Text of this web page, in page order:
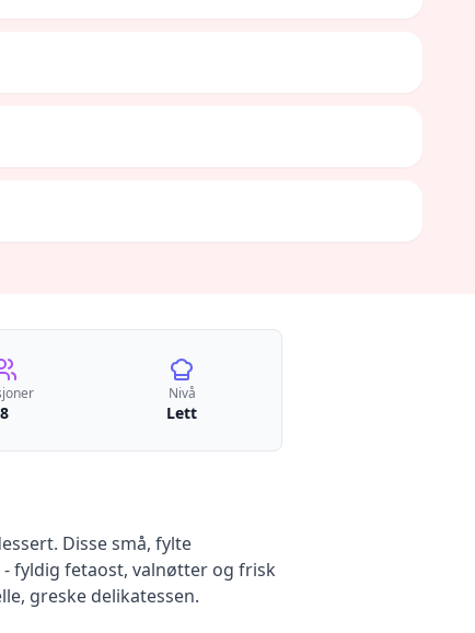
8
Nivå
Lett
Disse små, fylte
fyldig fetaost, valnøtter og frisk
greske delikatessen.